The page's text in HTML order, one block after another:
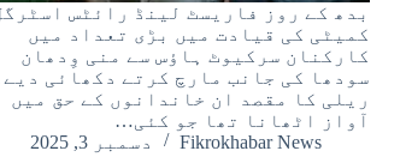
بدھ کے روز فاریسٹ لینڈ رائٹس
کمیٹی کی قیادت میں بڑی تعداد میں
کارکنان سرکیوٹ ہاؤس سے منی وِدھان
سودھا کی جانب مارچ کرتے دکھائی دیے۔
ریلی کا مقصد ان خاندانوں کے حق میں
آواز اٹھانا تھا جو کئی…
Fikrokhabar News
دسمبر 3, 2025